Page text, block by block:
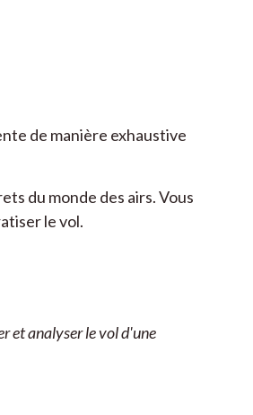
de manière exhaustive
du monde des airs. Vous
le vol.
et analyser le vol d'une